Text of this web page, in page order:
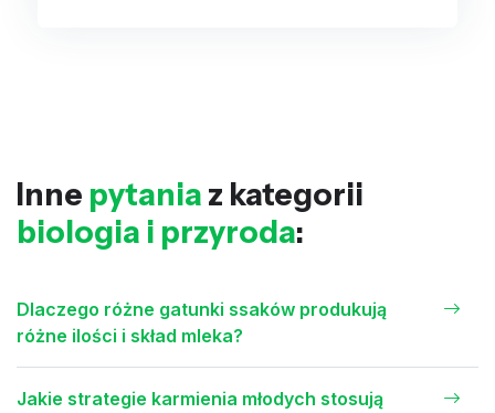
Inne pytania z kategorii
biologia i przyroda:
Dlaczego różne gatunki ssaków produkują
różne ilości i skład mleka?
Jakie strategie karmienia młodych stosują